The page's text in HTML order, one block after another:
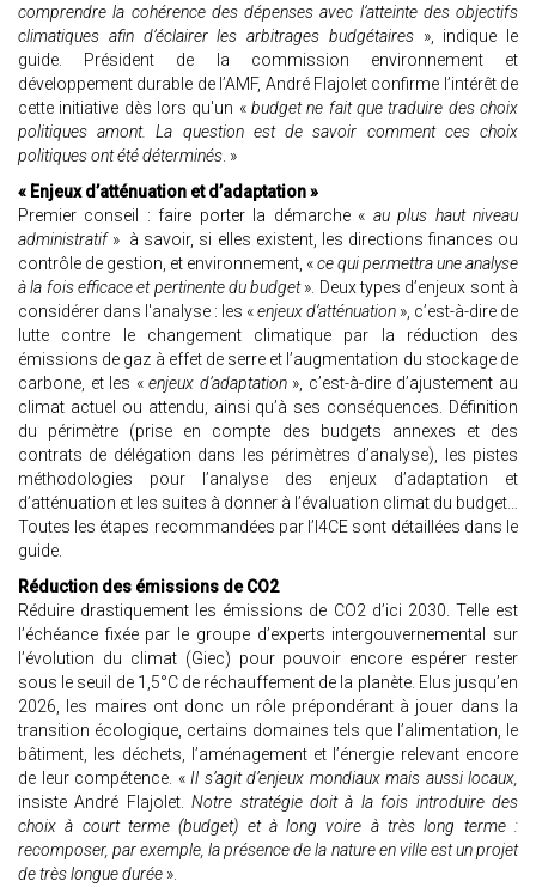
comprendre la cohérence des dépenses avec l’atteinte des objectifs
climatiques afin d’éclairer les arbitrages budgétaires», indique le
guide. Président de la commission environnement et
développement durable de l’AMF, André Flajolet confirme l’intérêt de
cette initiative dès lors qu'un « budget ne fait que traduire des choix
politiques amont. La question est de savoir comment ces choix
politiques ont été déterminés. »
« Enjeux d’atténuation et d’adaptation »
Premier conseil : faire porter la démarche « au plus haut niveau
administratif » à savoir, si elles existent, les directions finances ou
contrôle de gestion, et environnement, «ce qui permettra une analyse
à la fois efficace et pertinente du budget». Deux types d’enjeux sont à
considérer dans l'analyse : les «enjeux d’atténuation », c’est-à-dire de
lutte contre le changement climatique par la réduction des
émissions de gaz à effet de serre et l’augmentation du stockage de
carbone, et les «enjeux d’adaptation », c’est-à-dire d’ajustement au
climat actuel ou attendu, ainsi qu’à ses conséquences. Définition
du périmètre (prise en compte des budgets annexes et des
contrats de délégation dans les périmètres d’analyse), les pistes
méthodologies pour l’analyse des enjeux d’adaptation et
d’atténuation et les suites à donner à l’évaluation climat du budget…
Toutes les étapes recommandées par l’I4CE sont détaillées dans le
guide.
Réduction des émissions de CO2
Réduire drastiquement les émissions de CO2 d’ici 2030. Telle est
l’échéance fixée par le groupe d’experts intergouvernemental sur
l’évolution du climat (Giec) pour pouvoir encore espérer rester
sous le seuil de 1,5°C de réchauffement de la planète. Elus jusqu’en
2026, les maires ont donc un rôle prépondérant à jouer dans la
transition écologique, certains domaines tels que l’alimentation, le
bâtiment, les déchets, l’aménagement et l’énergie relevant encore
de leur compétence. « Il s’agit d’enjeux mondiaux mais aussi locaux,
insiste André Flajolet. Notre stratégie doit à la fois introduire des
choix à court terme (budget) et à long voire à très long terme :
recomposer, par exemple, la présence de la nature en ville est un projet
de très longue durée ».